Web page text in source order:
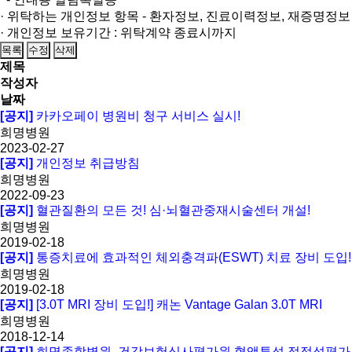
· 위탁하는 개인정보 항목 - 환자정보, 진료이력정보, 재증명정보
· 개인정보 보유기간 : 위탁계약 종료시까지
목록 수정 삭제
제목
작성자
날짜
[공지] 카카오페이 병원비 청구 서비스 실시!
희명병원
2023-02-27
[공지] 개인정보 취급방침
희명병원
2022-09-23
[공지] 혈관질환의 모든 것! 심·뇌혈관중재시술센터 개설!
희명병원
2019-02-18
[공지] 통증치료에 효과적인 체외충격파(ESWT) 치료 장비 도입!
희명병원
2019-02-18
[공지] [3.0T MRI 장비 도입!] 캐논 Vantage Galan 3.0T MRI
희명병원
2018-12-14